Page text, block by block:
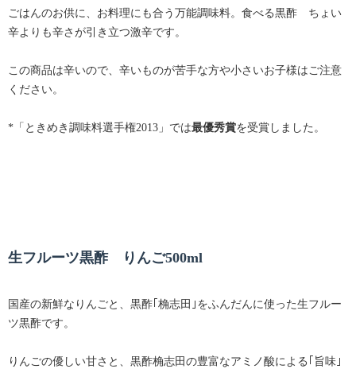
ごはんのお供に、お料理にも合う万能調味料。食べる黒酢 ちょい
辛よりも辛さが引き立つ激辛です。
この商品は辛いので、辛いものが苦手な方や小さいお子様はご注意
ください。
*「ときめき調味料選手権2013」では最優秀賞を受賞しました。
生フルーツ黒酢 りんご500ml
国産の新鮮なりんごと、黒酢｢桷志田｣をふんだんに使った生フルー
ツ黒酢です。
りんごの優しい甘さと、黒酢桷志田の豊富なアミノ酸による｢旨味｣